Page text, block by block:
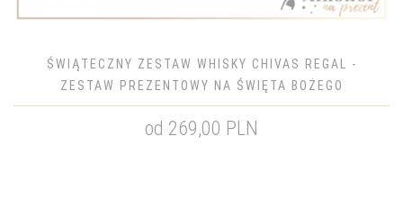
ŚWIĄTECZNY ZESTAW WHISKY CHIVAS REGAL -
ZESTAW PREZENTOWY NA ŚWIĘTA BOŻEGO
NARODZENIA
od 269,00 PLN